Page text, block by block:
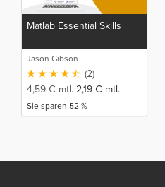
Matlab Essential Skills
Jason Gibson
(2)
4,59€mtl. 2,19 € mtl.
Sie sparen 52 %